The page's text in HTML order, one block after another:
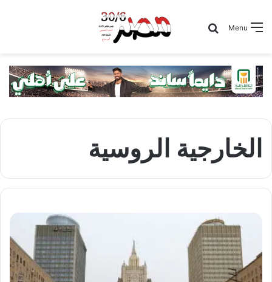
Menu
Search for
الخارجية الروسية